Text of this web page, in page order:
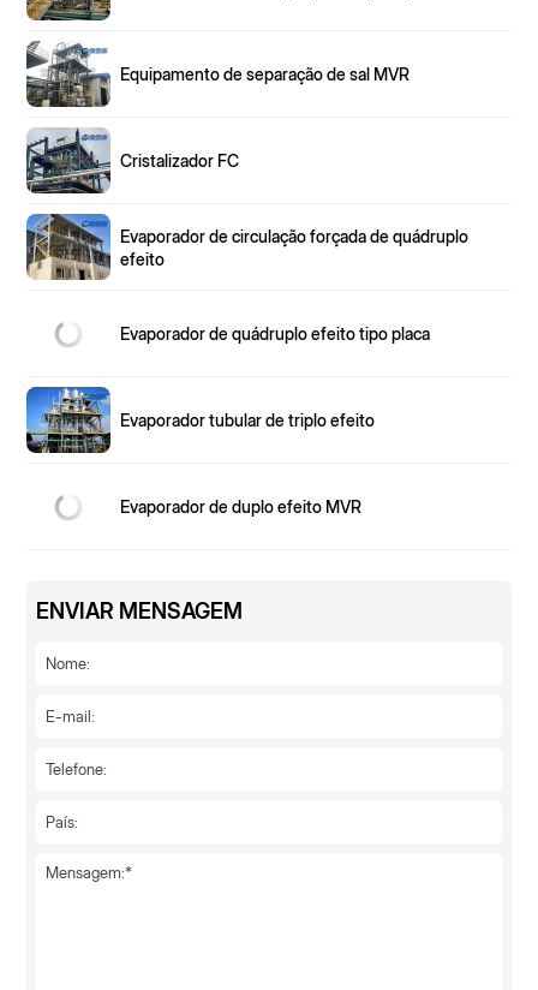
Equipamento de separação de sal MVR
Cristalizador FC
Evaporador de circulação forçada de quádruplo
efeito
Evaporador de quádruplo efeito tipo placa
Evaporador tubular de triplo efeito
Evaporador de duplo efeito MVR
ENVIAR MENSAGEM